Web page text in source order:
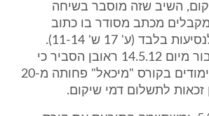
השיב שזה מוסבר בשיחה
מכתב מסודר בו כתוב
שהתובעת זכאית לנסיעות בלבד (ע' 17 ש' 11-14).
בתעודת עובד הציבור מיום 14.5.12 ראובן הסביר כי
מאחר ומסגרת הלימודים בקורס "מיכאל" פחותה מ-20
זכאות לתשלום דמי שיקום.